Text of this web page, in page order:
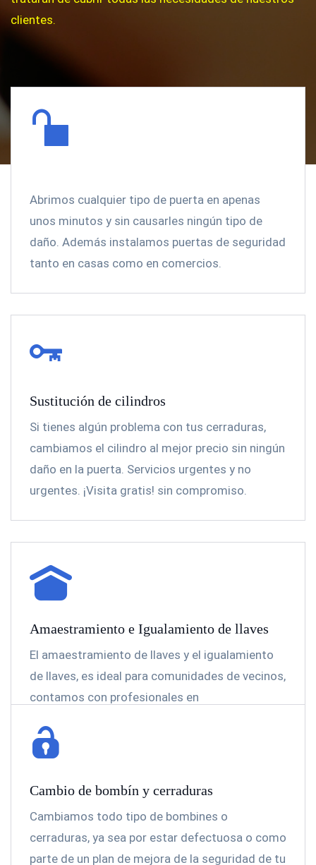
clientes.
Abrimos cualquier tipo de puerta en apenas
unos minutos y sin causarles ningún tipo de
daño. Además instalamos puertas de seguridad
tanto en casas como en comercios.
Sustitución de cilindros
Si tienes algún problema con tus cerraduras,
cambiamos el cilindro al mejor precio sin ningún
daño en la puerta. Servicios urgentes y no
urgentes. ¡Visita gratis! sin compromiso.
Amaestramiento e Igualamiento de llaves
El amaestramiento de llaves y el igualamiento
de llaves, es ideal para comunidades de vecinos,
contamos con profesionales en
Cambio de bombín y cerraduras
Cambiamos todo tipo de bombines o
cerraduras, ya sea por estar defectuosa o como
parte de un plan de mejora de la seguridad de tu